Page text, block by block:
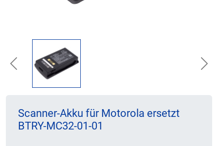
Previous
Scanner-Akku für Motorola ersetzt
BTRY-MC32-01-01